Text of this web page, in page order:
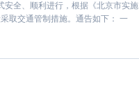
全、顺利进行，根据《北京市实施
取交通管制措施。通告如下： 一